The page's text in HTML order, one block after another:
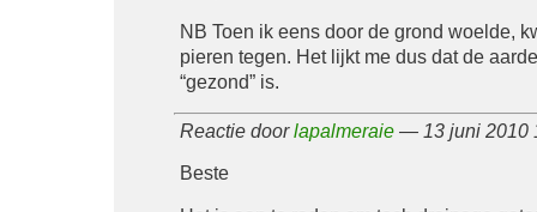
NB Toen ik eens door de grond woelde,
pieren tegen. Het lijkt me dus dat de
“gezond” is.
Reactie doorlapalmeraie— 13 juni 2010
Beste